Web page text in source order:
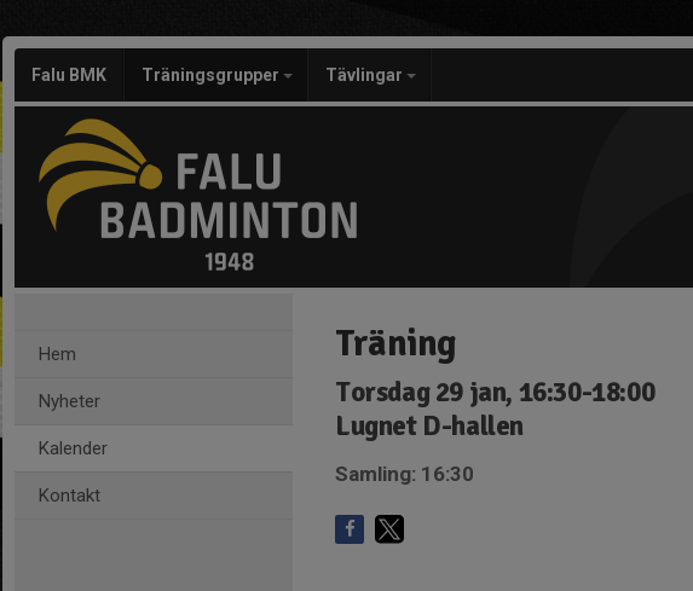
Falu BMK Träningsgrupper Tävlingar
Hem
Nyheter
Kalender
Kontakt
Träning
Torsdag 29 jan, 16:30-18:00
Lugnet D-hallen
Samling: 16:30